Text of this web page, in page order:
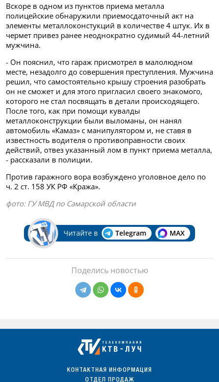
Вскоре в одном из пунктов приема металла
полицейские обнаружили приемосдаточный акт на
элементы металлоконстукций в количестве 4 штук. Их в
чермет привез ранее неоднократно судимый 44-летний
мужчина.
- Он пояснил, что гараж присмотрел в малолюдном
месте, незадолго до совершения преступления. Мужчина
решил, что самостоятельно крышу строения разобрать
он не сможет и для этого пригласил своего знакомого,
которого не стал посвящать в детали происходящего.
После того, как при помощи кувалды
металлоконструкции были выломаны, он нанял
автомобиль «Камаз» с манипулятором и, не ставя в
известность водителя о противоправности своих
действий, отвез указанный лом в пункт приема металла,
- рассказали в полиции.
Против гаражного вора возбуждено уголовное дело по
ч. 2 ст. 158 УК РФ «Кража».
фото: ГУ МВД по Самарской области
Читайте в Telegram MAX
Поделись новостью
КОНТАКТНАЯ ИНФОРМАЦИЯ
ОТДЕЛ ПРОДАЖ